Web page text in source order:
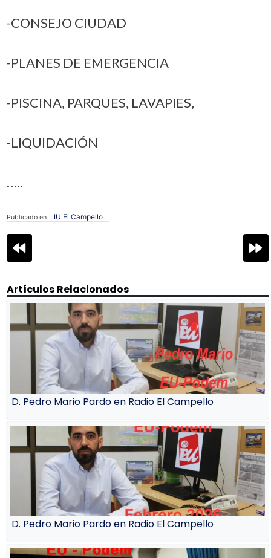
-CONSEJO CIUDAD
-PLANES DE EMERGENCIA
-PISCINA, PARQUES, LAVAPIES,
-LIQUIDACIÓN
…..
Publicado en IU El Campello
Navegación
de
Artículos Relacionados
D. Pedro Mario Pardo en Radio El Campello
D. Pedro Mario Pardo en Radio El Campello